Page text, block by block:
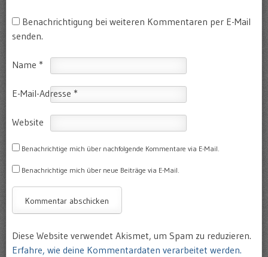
Benachrichtigung bei weiteren Kommentaren per E-Mail
senden.
Name *
E-Mail-Adresse *
Website
Benachrichtige mich über nachfolgende Kommentare via E-Mail.
Benachrichtige mich über neue Beiträge via E-Mail.
Diese Website verwendet Akismet, um Spam zu reduzieren.
Erfahre, wie deine Kommentardaten verarbeitet werden.